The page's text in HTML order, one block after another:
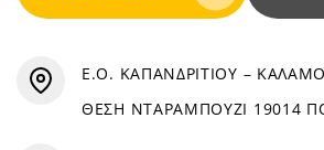
Ε.Ο. ΚΑΠΑΝΔΡΙΤΙΟΥ –
ΘΕΣΗ ΝΤΑΡΑΜΠΟΥΖΙ 19014